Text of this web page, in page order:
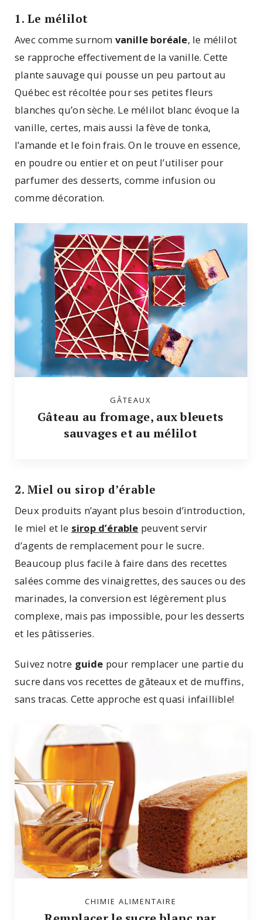
1. Le mélilot
Avec comme surnom vanille boréale, le mélilot
se rapproche effectivement de la vanille. Cette
plante sauvage qui pousse un peu partout au
Québec est récoltée pour ses petites fleurs
blanches qu’on sèche. Le mélilot blanc évoque la
vanille, certes, mais aussi la fève de tonka,
l’amande et le foin frais. On le trouve en essence,
en poudre ou entier et on peut l’utiliser pour
parfumer des desserts, comme infusion ou
comme décoration.
GÂTEAUX
Gâteau au fromage, aux bleuets
sauvages et au mélilot
2. Miel ou sirop d’érable
Deux produits n’ayant plus besoin d’introduction,
le miel et le sirop d’érable peuvent servir
d’agents de remplacement pour le sucre.
Beaucoup plus facile à faire dans des recettes
salées comme des vinaigrettes, des sauces ou des
marinades, la conversion est légèrement plus
complexe, mais pas impossible, pour les desserts
et les pâtisseries.
Suivez notre guide pour remplacer une partie du
sucre dans vos recettes de gâteaux et de muffins,
sans tracas. Cette approche est quasi infaillible!
CHIMIE ALIMENTAIRE